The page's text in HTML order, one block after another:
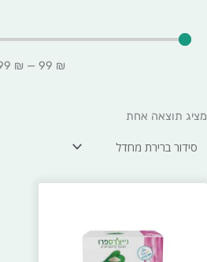
₪
99
—
₪
מציג תוצאה אחת